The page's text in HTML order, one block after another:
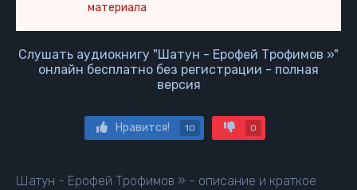
материала
Слушать аудиокнигу "Шатун - Ерофей Трофимов »"
онлайн бесплатно без регистрации - полная
версия
Нравится! 10 0
Шатун - Ерофей Трофимов » - описание и краткое